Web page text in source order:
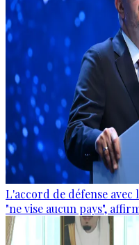
L'accord de défense avec
"ne vise aucun pays",